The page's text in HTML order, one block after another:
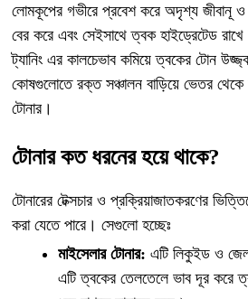
লোমকূপের গভীরে প্রবেশ করে অদৃশ্য জীবানূ ও
বের করে এবং সেইসাথে ত্বক হাইড্রেটেড
ট্যানিং এর কালচেভাব কমিয়ে ত্বকের টোন
কোষগুলোতে রক্ত সঞ্চালন বাড়িয়ে ভেতর থেকে
টোনার।
টোনার কত ধরনের হয়ে থাকে?
টোনারের টেক্সচার ও প্রক্রিয়াজাতকরণের
করা যেতে পারে। সেগুলো হচ্ছেঃ
মাইসেলার টোনার: এটি লিকুইড ও
এটি ত্বকের তেলতেলে ভাব দূর করে